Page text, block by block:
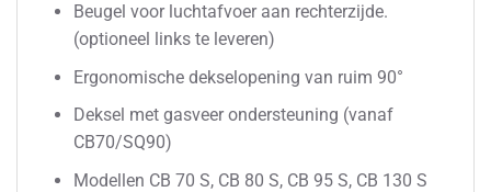
Beugel voor luchtafvoer aan rechterzijde.
(optioneel links te leveren)
Ergonomische dekselopening van ruim 90°
Deksel met gasveer ondersteuning (vanaf
CB70/SQ90)
Modellen CB 70 S, CB 80 S, CB 95 S, CB 130 S